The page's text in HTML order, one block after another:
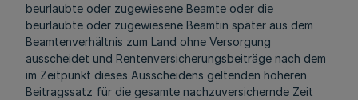
beurlaubte oder zugewiesene Beamte oder die
beurlaubte oder zugewiesene Beamtin später aus dem
Beamtenverhältnis zum Land ohne Versorgung
ausscheidet und Rentenversicherungsbeiträge nach dem
im Zeitpunkt dieses Ausscheidens geltenden höheren
Beitragssatz für die gesamte nachzuversichernde Zeit